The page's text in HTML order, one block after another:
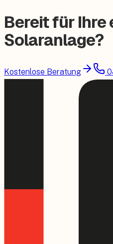
Bereit für Ihre
Solaranlage?
Kostenlose Beratung